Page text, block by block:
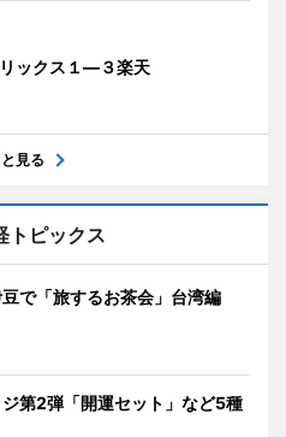
ックス１―３楽天
見る
トピックス
で「旅するお茶会」台湾編
第2弾「開運セット」など5種